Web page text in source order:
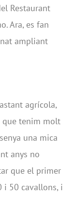
Restaurant
Ara, es fan
ampliant
agrícola,
que tenim molt
una mica
anys no
que el primer
i 50 cavallons, i